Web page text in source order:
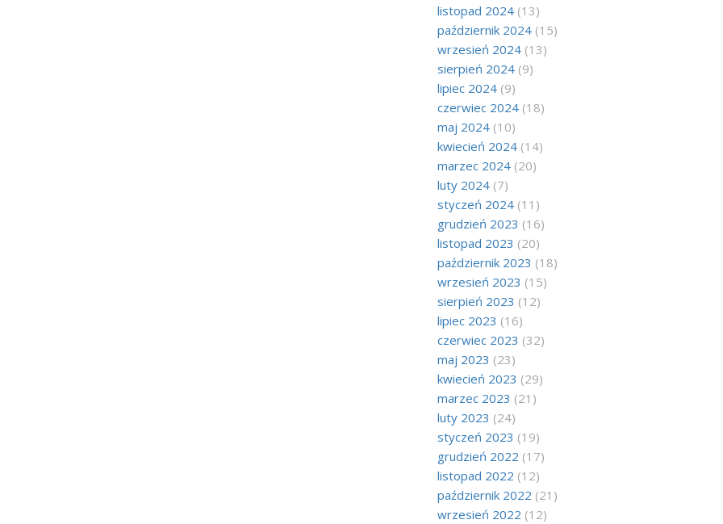
listopad 2024(13)
październik 2024(15)
wrzesień 2024(13)
sierpień 2024(9)
lipiec 2024(9)
czerwiec 2024(18)
maj 2024(10)
kwiecień 2024(14)
marzec 2024(20)
luty 2024(7)
styczeń 2024(11)
grudzień 2023 (16)
listopad 2023 (20)
październik 2023 (18)
wrzesień 2023 (15)
sierpień 2023 (12)
lipiec 2023 (16)
czerwiec 2023 (32)
maj 2023 (23)
kwiecień 2023 (29)
marzec 2023 (21)
luty 2023 (24)
styczeń 2023 (19)
grudzień 2022 (17)
listopad 2022 (12)
październik 2022 (21)
wrzesień 2022 (12)